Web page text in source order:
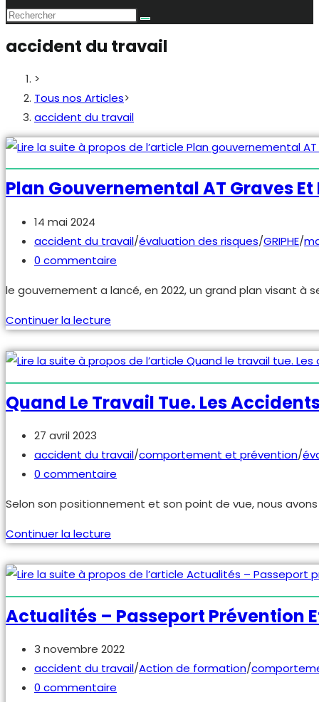
search
accident du travail
>
Tous nos Articles>
accident du travail
Plan Gouvernemental AT Graves
Publication
publiée :
14 mai 2024
Post
category:
accident du travail/évaluation des risques/GRIPHE/
Commentaires
la
publication :
0 commentaire
le gouvernement a lancé, en 2022, un grand plan visant à
Continuer la lecture
AT
et
mortels
Quand Le Travail Tue. Les
Publication
publiée :
27 avril 2023
Post
category:
accident du travail/comportement et prévention/
Commentaires
la
publication :
0 commentaire
Selon son positionnement et son point de vue, nous
Continuer la lecture
travail
Les
accidents
du
travail
entre
Actualités – Passeport Prévention
Publication
publiée :
3 novembre 2022
Post
category:
accident du travail/Action de formation/
Commentaires
0 commentaire